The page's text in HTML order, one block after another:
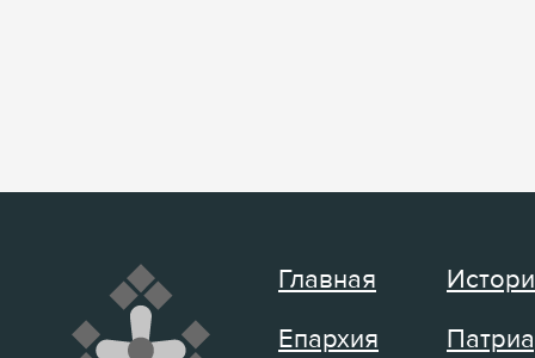
Главная
Епархия